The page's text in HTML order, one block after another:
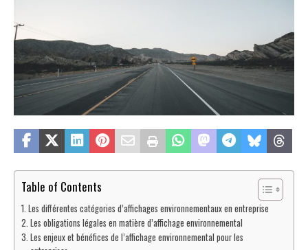
Table of Contents
Les différentes catégories d’affichages environnementaux en entreprise
Les obligations légales en matière d’affichage environnemental
Les enjeux et bénéfices de l’affichage environnemental pour les